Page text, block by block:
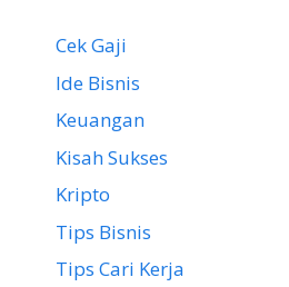
Cek Gaji
Ide Bisnis
Keuangan
Kisah Sukses
Kripto
Tips Bisnis
Tips Cari Kerja